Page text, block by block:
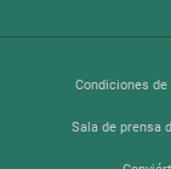
Condiciones de
Sala de prensa